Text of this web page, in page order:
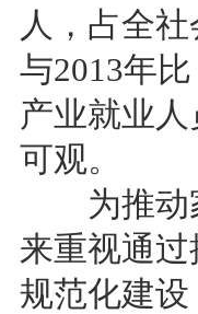
人，占全
与2013年
产业就业
可观。
为推动家
来重视通
规范化建